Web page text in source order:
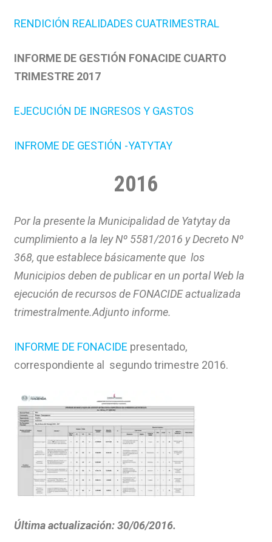
RENDICIÓN REALIDADES CUATRIMESTRAL
INFORME DE GESTIÓN FONACIDE CUARTO
TRIMESTRE 2017
EJECUCIÓN DE INGRESOS Y GASTOS
INFROME DE GESTIÓN -YATYTAY
2016
Por la presente la Municipalidad de Yatytay da
cumplimiento a la ley Nº 5581/2016 y Decreto Nº
368, que establece básicamente que los
Municipios deben de publicar en un portal Web la
ejecución de recursos de FONACIDE actualizada
trimestralmente.Adjunto informe.
INFORME DE FONACIDE presentado,
correspondiente al segundo trimestre 2016.
Última actualización: 30/06/2016.